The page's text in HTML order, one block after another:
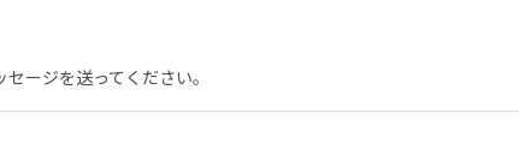
ージを送ってください。